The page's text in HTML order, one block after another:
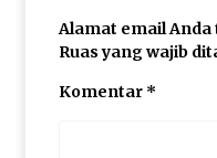
Alamat email
Ruas yang wajib
Komentar *